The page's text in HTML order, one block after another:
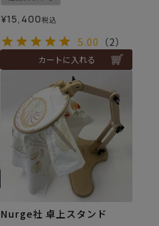
¥15,400税込
5.00 （2）
カートに入れる
Nurge社 卓上スタンド